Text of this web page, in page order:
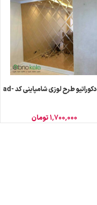
آینه دکوراتیو طرح لوزی شامپاینی کد ad-
1,700,000تومان